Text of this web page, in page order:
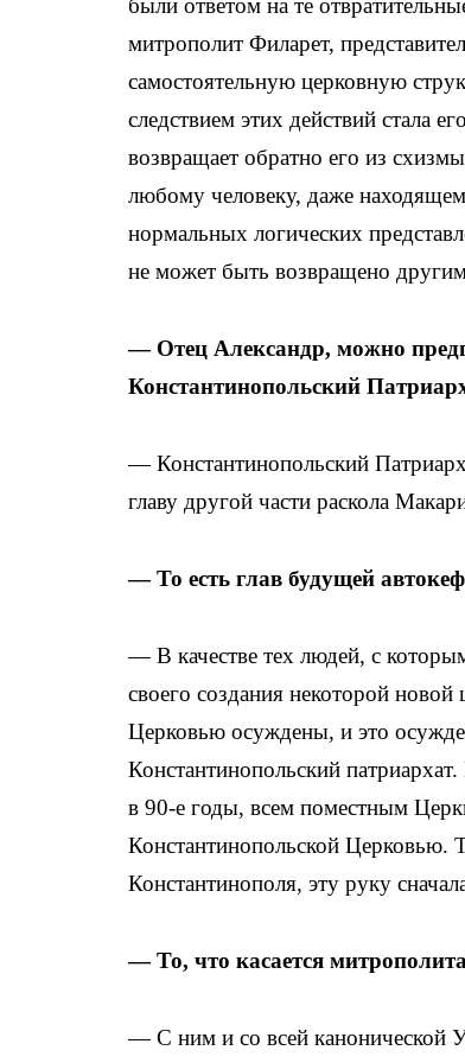
были ответом на те
митрополит Филарет,
самостоятельную церковную
следствием этих действий стала
возвращает обратно его из
любому человеку, даже
нормальных логических
не может быть возвращено
— Отец Александр, можно
Константинопольский
— Константинопольский
главу другой части раскола
— То есть глав будущей
— В качестве тех людей, с
своего создания некоторой
Церковью осуждены, и это
Константинопольский
в 90-е годы, всем поместным
Константинопольской Церковью.
Константинополя, эту руку
— То, что касается
— С ним и со всей канонической